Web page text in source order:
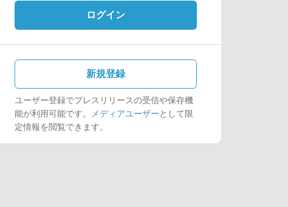
ログイン
新規登録
ユーザー登録でプレスリリースの受信や保存機
能が利用可能です。
メディアユーザーとして限
定情報を閲覧できます。